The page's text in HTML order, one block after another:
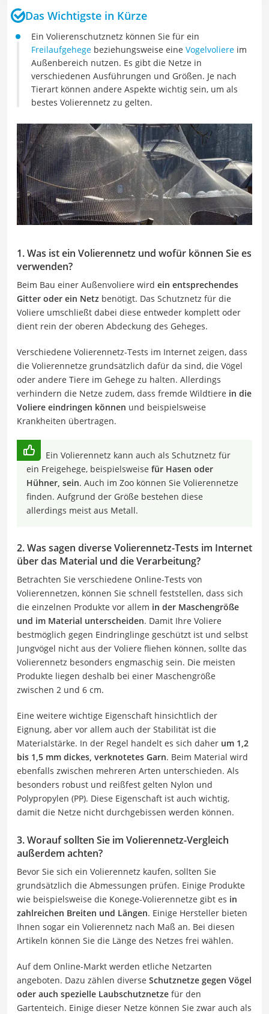
Das Wichtigste in Kürze
Ein Volierenschutznetz können Sie für ein
Freilaufgehege beziehungsweise eine Vogelvoliere im
Außenbereich nutzen. Es gibt die Netze in
verschiedenen Ausführungen und Größen. Je nach
Tierart können andere Aspekte wichtig sein, um als
bestes Volierennetz zu gelten.
1. Was ist ein Volierennetz und wofür können Sie es
verwenden?
Beim Bau einer Außenvoliere wird ein entsprechendes
Gitter oder ein Netz benötigt. Das Schutznetz für die
Voliere umschließt dabei diese entweder komplett oder
dient rein der oberen Abdeckung des Geheges.
Verschiedene Volierennetz-Tests im Internet zeigen, dass
die Volierennetze grundsätzlich dafür da sind, die Vögel
oder andere Tiere im Gehege zu halten. Allerdings
verhindern die Netze zudem, dass fremde Wildtiere in die
Voliere eindringen können und beispielsweise
Krankheiten übertragen.
Ein Volierennetz kann auch als Schutznetz für
ein Freigehege, beispielsweise für Hasen oder
Hühner, sein. Auch im Zoo können Sie Volierennetze
finden. Aufgrund der Größe bestehen diese
allerdings meist aus Metall.
2. Was sagen diverse Volierennetz-Tests im Internet
über das Material und die Verarbeitung?
Betrachten Sie verschiedene Online-Tests von
Volierennetzen, können Sie schnell feststellen, dass sich
die einzelnen Produkte vor allem in der Maschengröße
und im Material unterscheiden. Damit Ihre Voliere
bestmöglich gegen Eindringlinge geschützt ist und selbst
Jungvögel nicht aus der Voliere fliehen können, sollte das
Volierennetz besonders engmaschig sein. Die meisten
Produkte liegen deshalb bei einer Maschengröße
zwischen 2 und 6 cm.
Eine weitere wichtige Eigenschaft hinsichtlich der
Eignung, aber vor allem auch der Stabilität ist die
Materialstärke. In der Regel handelt es sich daher um 1,2
bis 1,5 mm dickes, verknotetes Garn. Beim Material wird
ebenfalls zwischen mehreren Arten unterschieden. Als
besonders robust und reißfest gelten Nylon und
Polypropylen (PP). Diese Eigenschaft ist auch wichtig,
damit die Netze nicht durchgebissen werden können.
3. Worauf sollten Sie im Volierennetz-Vergleich
außerdem achten?
Bevor Sie sich ein Volierennetz kaufen, sollten Sie
grundsätzlich die Abmessungen prüfen. Einige Produkte
wie beispielsweise die Konege-Volierennetze gibt es in
zahlreichen Breiten und Längen. Einige Hersteller bieten
Ihnen sogar ein Volierennetz nach Maß an. Bei diesen
Artikeln können Sie die Länge des Netzes frei wählen.
Auf dem Online-Markt werden etliche Netzarten
angeboten. Dazu zählen diverse Schutznetze gegen Vögel
oder auch spezielle Laubschutznetze für den
Gartenteich. Einige dieser Netze können Sie zwar auch als